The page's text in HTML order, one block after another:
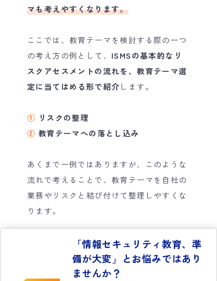
マも考えやすくなります。
ここでは、教育テーマを検討する際の一つ
の考え方の例として、 ISMSの基本的なリ
スクアセスメントの流れを、教育テーマ選
定に当てはめる形で紹介 します。
① リスクの整理
② 教育テーマへの落とし込み
あくまで一例ではありますが、このような
流れで考えることで、教育テーマを自社の
業務やリスクと結び付けて整理しやすくな
ります。
「情報セキュリティ教育、準
備が大変」とお悩みではあり
ませんか？